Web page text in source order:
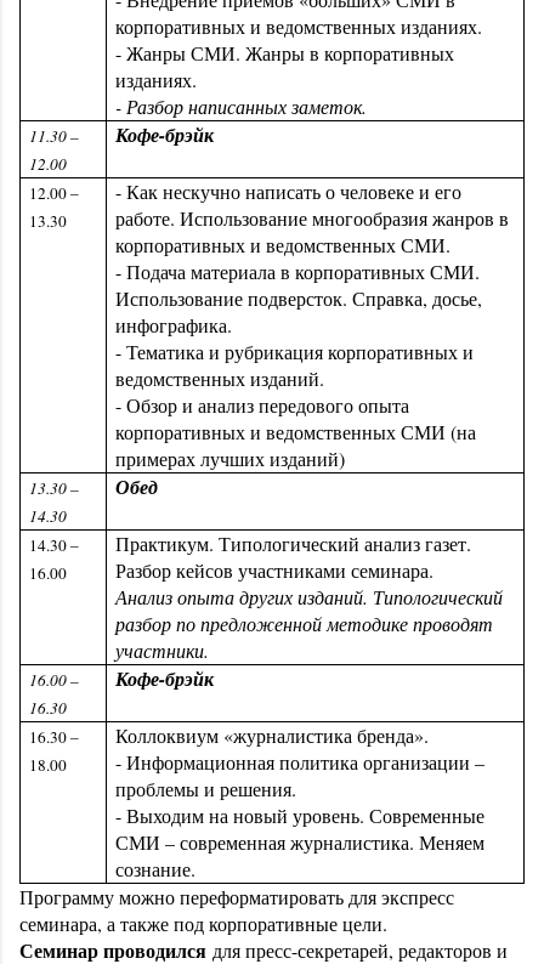
корпоративных и ведомственных изданиях.
- Жанры СМИ. Жанры в корпоративных
изданиях.
- Разбор написанных заметок.
11.30 –
12.00
Кофе-брэйк
12.00 –
13.30
- Как нескучно написать о человеке и его
работе. Использование многообразия жанров в
корпоративных и ведомственных СМИ.
- Подача материала в корпоративных СМИ.
Использование подверсток. Справка, досье,
инфографика.
- Тематика и рубрикация корпоративных и
ведомственных изданий.
- Обзор и анализ передового опыта
корпоративных и ведомственных СМИ (на
примерах лучших изданий)
13.30 –
14.30
Обед
14.30 –
16.00
Практикум. Типологический анализ газет.
Разбор кейсов участниками семинара.
Анализ опыта других изданий. Типологический
разбор по предложенной методике проводят
участники.
16.00 –
16.30
Кофе-брэйк
16.30 –
18.00
Коллоквиум «журналистика бренда».
- Информационная политика организации –
проблемы и решения.
- Выходим на новый уровень. Современные
СМИ – современная журналистика. Меняем
сознание.
Программу можно переформатировать для экспресс
семинара, а также под корпоративные цели.
Семинар проводился для пресс-секретарей, редакторов и